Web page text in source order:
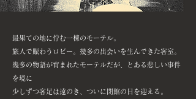
最果ての地に佇む一棟のモーテル。
旅人で賑わうロビー。幾多の出会いを生んできた客室。
幾多の物語が育まれたモーテルだが、とある悲しい事件
を境に
少しずつ客足は遠のき、ついに閉館の日を迎える。